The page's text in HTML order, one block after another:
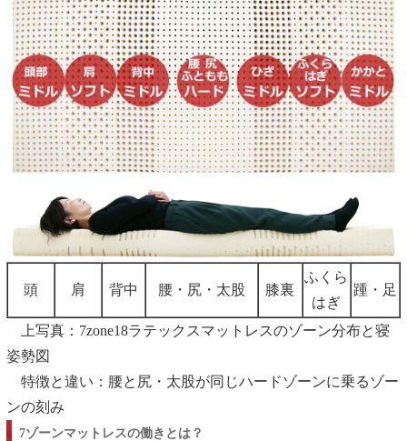
頭 肩 背中 腰・尻・太股 膝裏
ふくら
はぎ
踵・足
上写真：7zone18ラテックスマットレスのゾーン分布と寝
姿勢図
特徴と違い：腰と尻・太股が同じハードゾーンに乗るゾー
ンの刻み
7ゾーンマットレスの働きとは？